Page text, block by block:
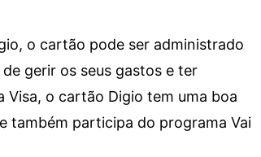
o cartão pode ser administrado
gerir os seus gastos e ter
Visa, o cartão Digio tem uma boa
também participa do programa Vai